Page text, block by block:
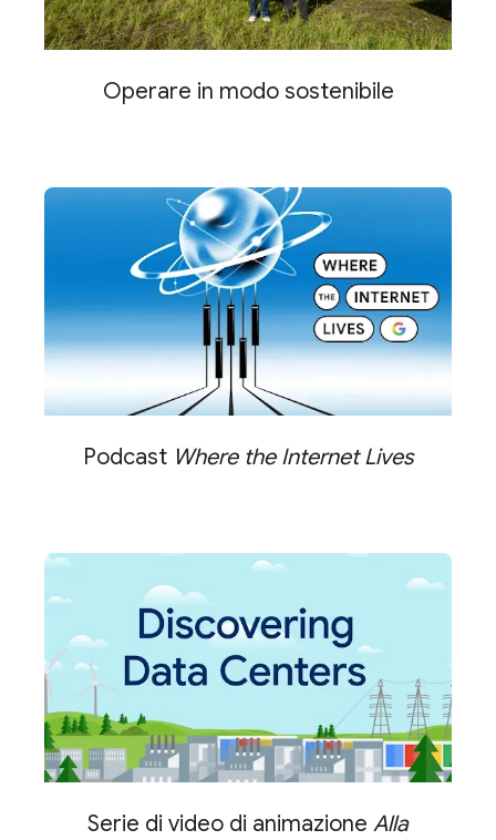
Operare in modo sostenibile
Podcast Where the Internet Lives
Serie di video di animazione Alla